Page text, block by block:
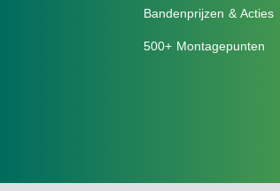
Bandenprijzen & Acties
500+ Montagepunten